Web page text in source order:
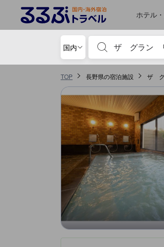
ホテル
国内
宿泊施設名やキーワー
TOP 長野県の宿泊施設 ザ グ